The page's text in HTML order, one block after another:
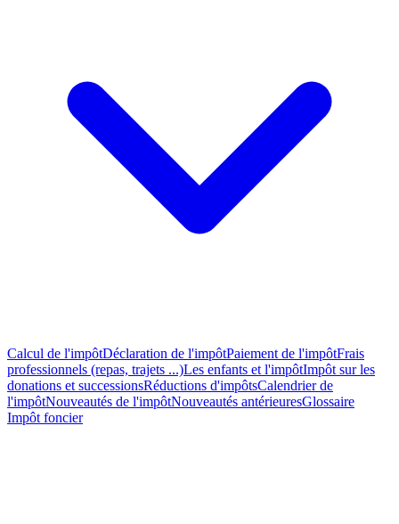
Calcul de l'impôtDéclaration de l'impôtPaiement de l'impôtFrais
professionnels (repas, trajets ...)Les enfants et l'impôtImpôt sur les
donations et successionsRéductions d'impôtsCalendrier de
l'impôtNouveautés de l'impôtNouveautés antérieuresGlossaire
Impôt foncier